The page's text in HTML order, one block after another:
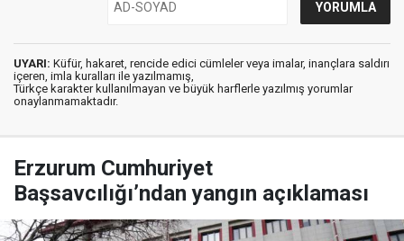
UYARI: Küfür, hakaret, rencide edici cümleler veya imalar, inançlara saldırı
içeren, imla kuralları ile yazılmamış,
Türkçe karakter kullanılmayan ve büyük harflerle yazılmış yorumlar
onaylanmamaktadır.
Erzurum Cumhuriyet
Başsavcılığı’ndan yangın açıklaması